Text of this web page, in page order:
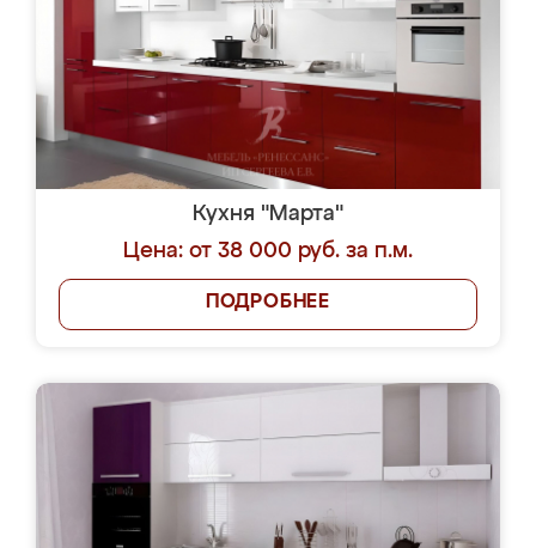
Кухня "Марта"
Цена: от 38 000 руб. за п.м.
ПОДРОБНЕЕ